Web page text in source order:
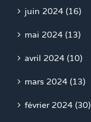
juin 2024 (16)
mai 2024 (13)
avril 2024 (10)
mars 2024 (13)
février 2024 (30)